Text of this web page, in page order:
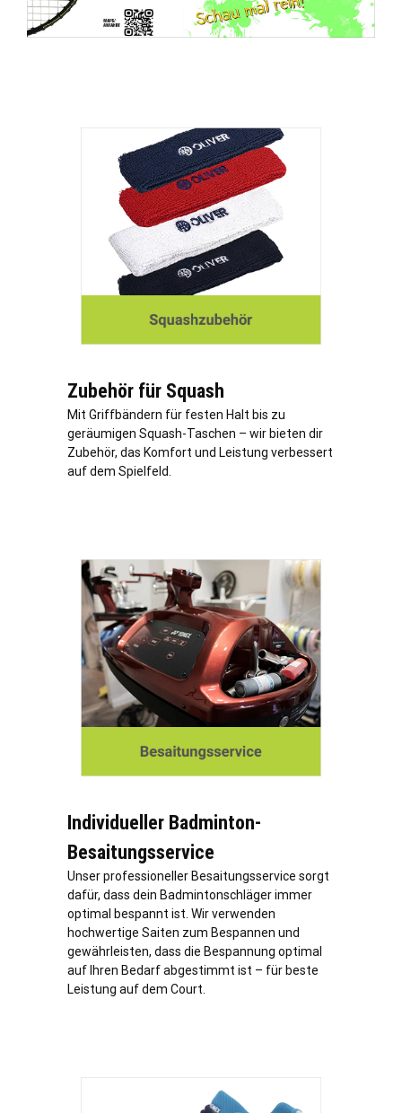
Zubehör für Squash
Mit Griffbändern für festen Halt bis zu
geräumigen Squash-Taschen – wir bieten dir
Zubehör, das Komfort und Leistung verbessert
auf dem Spielfeld.
Individueller Badminton-
Besaitungsservice
Unser professioneller Besaitungsservice sorgt
dafür, dass dein Badmintonschläger immer
optimal bespannt ist. Wir verwenden
hochwertige Saiten zum Bespannen und
gewährleisten, dass die Bespannung optimal
auf Ihren Bedarf abgestimmt ist – für beste
Leistung auf dem Court.